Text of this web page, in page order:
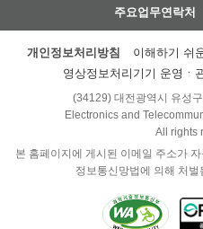
주요업무연락처
개인정보처리방침 이해하기 쉬
영상정보처리기기 운영ㆍ
(34129) 대전광역시 유성
Electronics and
All rights
본 홈페이지에 게시된 이메일 주소가
정보통신망법에 의해 처